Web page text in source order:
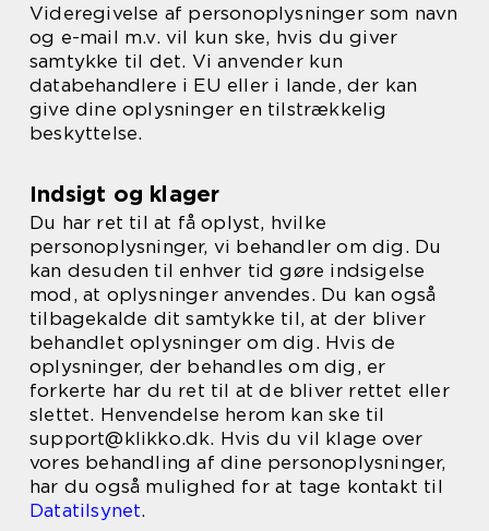
Videregivelse af personoplysninger som navn
og e-mail m.v. vil kun ske, hvis du giver
samtykke til det. Vi anvender kun
databehandlere i EU eller i lande, der kan
give dine oplysninger en tilstrækkelig
beskyttelse.
Indsigt og klager
Du har ret til at få oplyst, hvilke
personoplysninger, vi behandler om dig. Du
kan desuden til enhver tid gøre indsigelse
mod, at oplysninger anvendes. Du kan også
tilbagekalde dit samtykke til, at der bliver
behandlet oplysninger om dig. Hvis de
oplysninger, der behandles om dig, er
forkerte har du ret til at de bliver rettet eller
slettet. Henvendelse herom kan ske til
support@klikko.dk. Hvis du vil klage over
vores behandling af dine personoplysninger,
har du også mulighed for at tage kontakt til
Datatilsynet.